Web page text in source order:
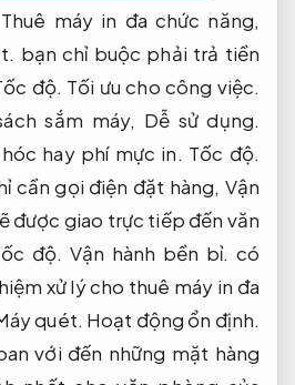
Thuê máy in đa chức năng,
bạn chỉ buộc phải trả tiền
độ. Tối ưu cho công việc.
sắm máy, Dễ sử dụng.
hay phí mực in. Tốc độ.
cần gọi điện đặt hàng, Vận
được giao trực tiếp đến văn
độ. Vận hành bền bỉ. có
xử lý cho thuê máy in đa
quét. Hoạt động ổn định.
với đến những mặt hàng